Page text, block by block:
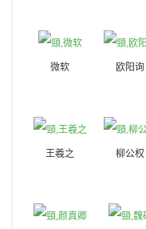
微软 欧阳询
王羲之 柳公权